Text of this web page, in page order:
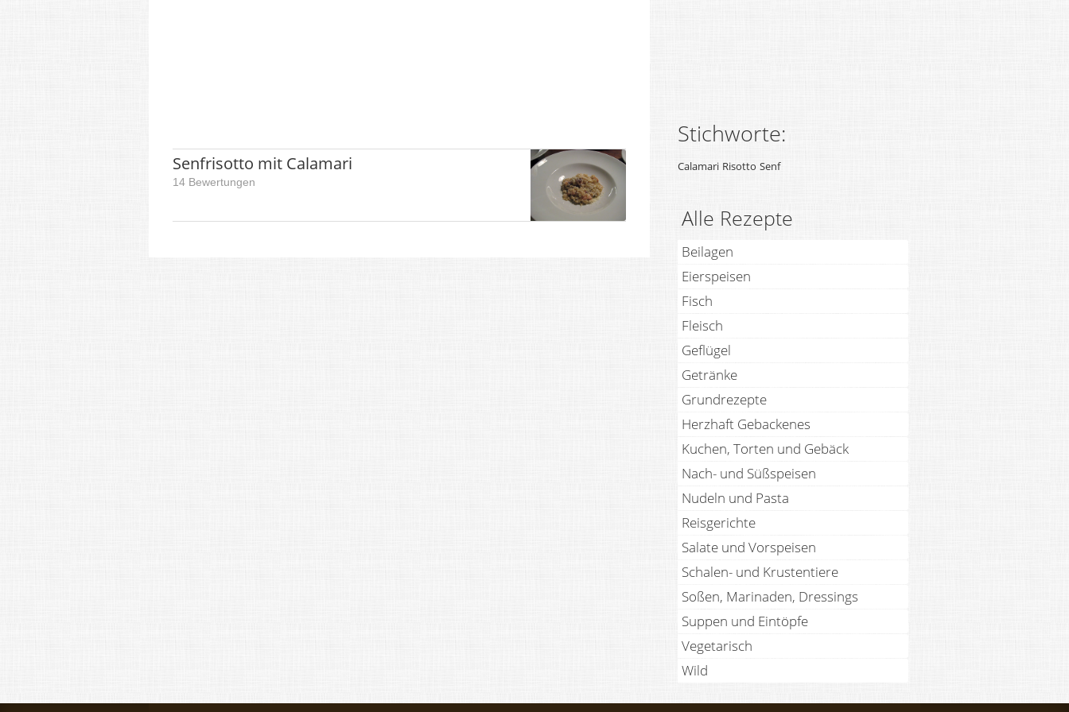
Senfrisotto mit Calamari
14 Bewertungen
Stichworte:
Calamari Risotto Senf
Alle Rezepte
Beilagen
Eierspeisen
Fisch
Fleisch
Geflügel
Getränke
Grundrezepte
Herzhaft Gebackenes
Kuchen, Torten und Gebäck
Nach- und Süßspeisen
Nudeln und Pasta
Reisgerichte
Salate und Vorspeisen
Schalen- und Krustentiere
Soßen, Marinaden, Dressings
Suppen und Eintöpfe
Vegetarisch
Wild